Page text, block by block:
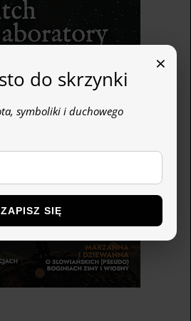
×
do skrzynki
symboliki i duchowego
ZAPISZ SIĘ